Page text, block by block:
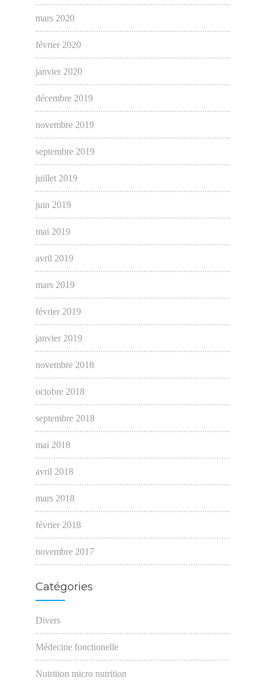
mars 2020
février 2020
janvier 2020
décembre 2019
novembre 2019
septembre 2019
juillet 2019
juin 2019
mai 2019
avril 2019
mars 2019
février 2019
janvier 2019
novembre 2018
octobre 2018
septembre 2018
mai 2018
avril 2018
mars 2018
février 2018
novembre 2017
Catégories
Divers
Médecine fonctionelle
Nutrition micro nutrition